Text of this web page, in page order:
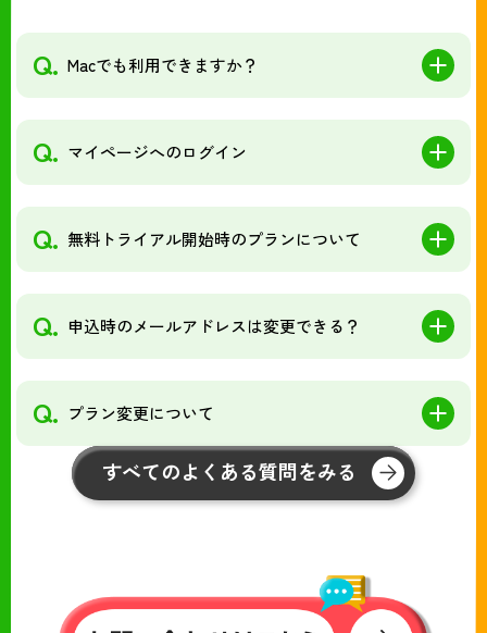
Q. Macでも利用できますか？
Q. マイページへのログイン
Q. 無料トライアル開始時のプランについて
Q. 申込時のメールアドレスは変更できる？
Q. プラン変更について
すべてのよくある質問をみる